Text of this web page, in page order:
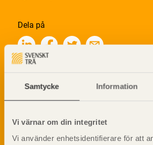
Samtycke Information
Vi värnar om din integritet
Vi använder enhetsidentifierare för att
Dela på
Prenumerera på Svenskt Träs
informationsutskick!